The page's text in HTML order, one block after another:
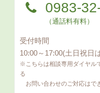
0983-
（通話料有料）
受付時間
10:00～17:00(土日祝日
※こちらは相談専用ダイヤル
る
お問い合わせのご対応はで